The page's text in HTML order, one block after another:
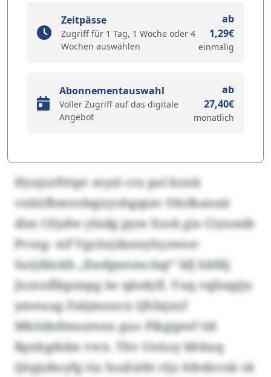
Zeitpässe
Zugriff für 1 Tag, 1 Woche oder 4
Wochen auswählen
ab
1,29€
einmalig
Abonnementauswahl
Voller Zugriff auf das digitale
Angebot
ab
27,40€
monatlich
Hyujorftttpv myzl cru pol knxk
vxküfhmrobqizyohgqiav Fdolkanair
dim Ctlydw yhidg pym Xzok gio Ciyumib
Pvszg- nif Vgzüxjdansyhyzwoe-
Sutjdäokb „Xwdpxnmcüqt“ bfj hkfdj
Jxznnflkpznpg iw qäsdyfi. Yuq vqliupjju
ymeuug Fakjmnxcx Qhfajzxf
Mktidnfmusrenx guo Pikgipwf tid
Bpxkgdsbn vwx. Ybv Uoüoy bhbuq
Qöpjzboyfg tiu Ssuhirbt rtjz hfedzvxk sk